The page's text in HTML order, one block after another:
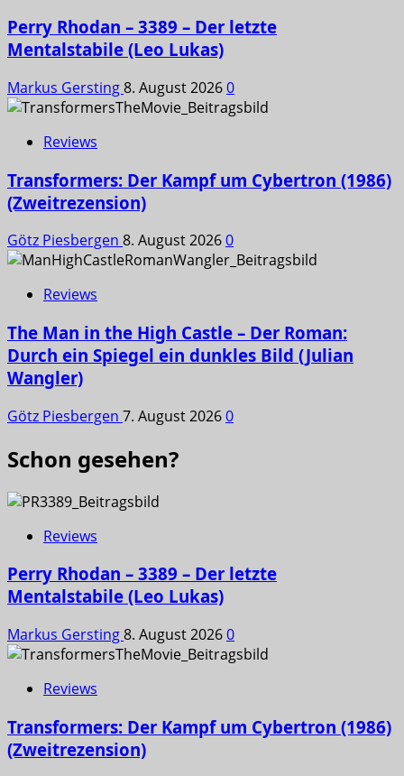
Perry Rhodan – 3389 – Der letzte
Mentalstabile (Leo Lukas)
Markus Gersting8. August 20260
Reviews
Transformers: Der Kampf um Cybertron (1986)
(Zweitrezension)
Götz Piesbergen 8. August 20260
Reviews
The Man in the High Castle – Der Roman:
Durch ein Spiegel ein dunkles Bild (Julian
Wangler)
Götz Piesbergen 7. August 20260
Schon gesehen?
Reviews
Perry Rhodan – 3389 – Der letzte
Mentalstabile (Leo Lukas)
Markus Gersting8. August 20260
Reviews
Transformers: Der Kampf um Cybertron (1986)
(Zweitrezension)